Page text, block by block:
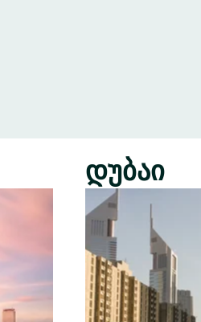
დუბაი